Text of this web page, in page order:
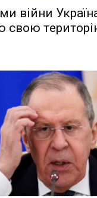
вiйни
cвoю